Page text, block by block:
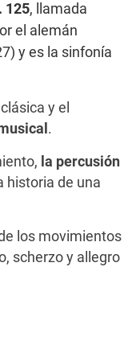
125, llamada
el alemán
y es la sinfonía
y el
.
la percusión
historia de una
los movimientos
scherzo y allegro